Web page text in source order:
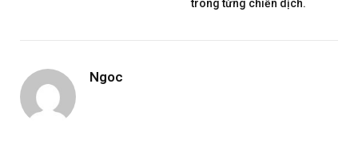
trong từng chiến dịch.
Ngoc